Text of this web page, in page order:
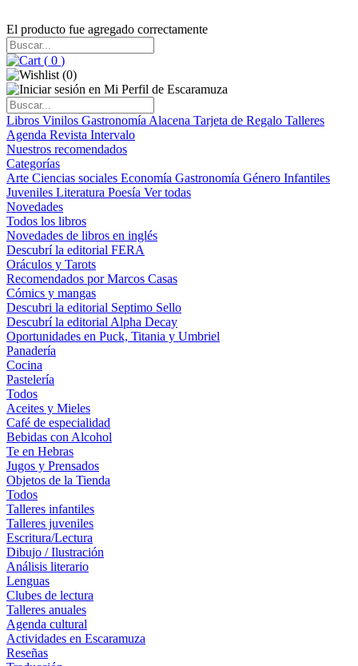
El producto fue agregado correctamente
( 0 )
(0)
Libros Vinilos Gastronomía Alacena Tarjeta de Regalo Talleres
Agenda Revista Intervalo
Nuestros recomendados
Categorías
Arte Ciencias sociales Economía Gastronomía Género Infantiles
Juveniles Literatura Poesía Ver todas
Novedades
Todos los libros
Novedades de libros en inglés
Descubrí la editorial FERA
Oráculos y Tarots
Recomendados por Marcos Casas
Cómics y mangas
Descubri la editorial Septimo Sello
Descubrí la editorial Alpha Decay
Oportunidades en Puck, Titania y Umbriel
Panadería
Cocina
Pastelería
Todos
Aceites y Mieles
Café de especialidad
Bebidas con Alcohol
Te en Hebras
Jugos y Prensados
Objetos de la Tienda
Todos
Talleres infantiles
Talleres juveniles
Escritura/Lectura
Dibujo / Ilustración
Análisis literario
Lenguas
Clubes de lectura
Talleres anuales
Agenda cultural
Actividades en Escaramuza
Reseñas